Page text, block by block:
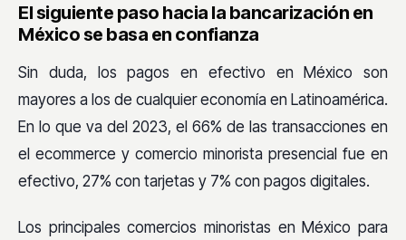
El siguiente paso hacia la bancarización en
México se basa en confianza
Sin duda, los pagos en efectivo en México son
mayores a los de cualquier economía en Latinoamérica.
En lo que va del 2023, el 66% de las transacciones en
el ecommerce y comercio minorista presencial fue en
efectivo, 27% con tarjetas y 7% con pagos digitales.
Los principales comercios minoristas en México para